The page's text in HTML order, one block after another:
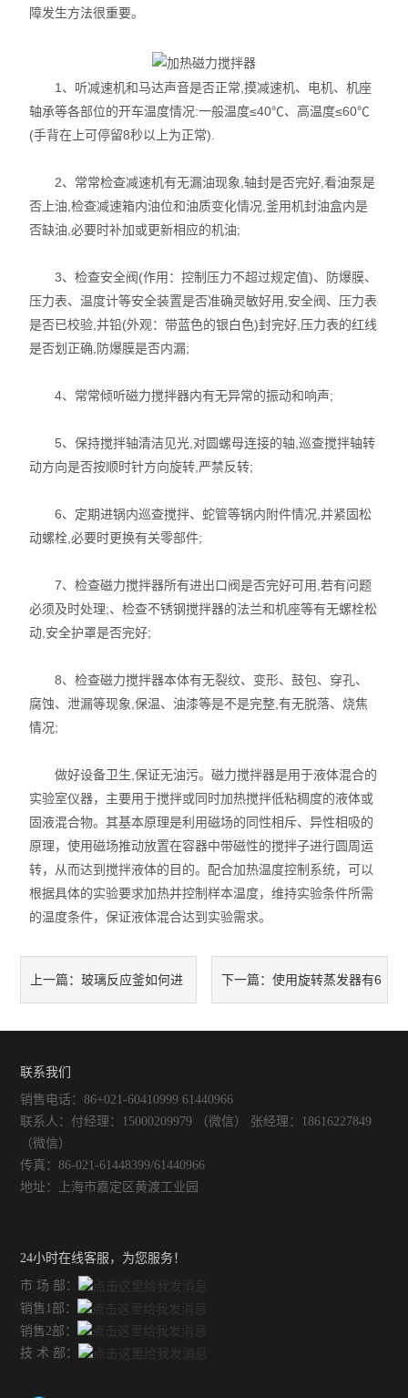
电热套
循环水真空泵
旋片式真空泵/油泵
智能控温仪
油、水浴锅
电动搅拌器
水热合成反应釜/消解罐
电加热板
超声波清洗器
紫外分析仪
不锈钢常压反应釜
障发生方法很重要。
1、听减速机和马达声音是否正常,摸减速机、电机、机座
轴承等各部位的开车温度情况:一般温度≤40℃、高温度≤60℃
(手背在上可停留8秒以上为正常).
2、常常检查减速机有无漏油现象,轴封是否完好,看油泵是
否上油,检查减速箱内油位和油质变化情况,釜用机封油盒内是
否缺油,必要时补加或更新相应的机油;
3、检查安全阀(作用：控制压力不超过规定值)、防爆膜、
压力表、温度计等安全装置是否准确灵敏好用,安全阀、压力表
是否已校验,并铅(外观：带蓝色的银白色)封完好,压力表的红线
是否划正确,防爆膜是否内漏;
4、常常倾听磁力搅拌器内有无异常的振动和响声;
5、保持搅拌轴清洁见光,对圆螺母连接的轴,巡查搅拌轴转
动方向是否按顺时针方向旋转,严禁反转;
6、定期进锅内巡查搅拌、蛇管等锅内附件情况,并紧固松
动螺栓,必要时更换有关零部件;
7、检查磁力搅拌器所有进出口阀是否完好可用,若有问题
必须及时处理;、检查不锈钢搅拌器的法兰和机座等有无螺栓松
动,安全护罩是否完好;
8、检查磁力搅拌器本体有无裂纹、变形、鼓包、穿孔、
腐蚀、泄漏等现象,保温、油漆等是不是完整,有无脱落、烧焦
情况;
做好设备卫生,保证无油污。磁力搅拌器是用于液体混合的
实验室仪器，主要用于搅拌或同时加热搅拌低粘稠度的液体或
固液混合物。其基本原理是利用磁场的同性相斥、异性相吸的
原理，使用磁场推动放置在容器中带磁性的搅拌子进行圆周运
转，从而达到搅拌液体的目的。配合加热温度控制系统，可以
根据具体的实验要求加热并控制样本温度，维持实验条件所需
的温度条件，保证液体混合达到实验需求。
上一篇：玻璃反应釜如何进 下一篇： 使用旋转蒸发器有6
联系我们
销售电话：86+021-60410999 61440966
联系人：付经理：15000209979 （微信） 张经理：18616227849
（微信）
传真：86-021-61448399/61440966
地址：上海市嘉定区黄渡工业园
24小时在线客服，为您服务！
市 场 部：
销售1部：
销售2部：
技 术 部：